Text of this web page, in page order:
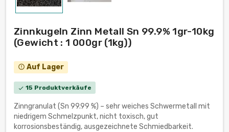
Zinnkugeln Zinn Metall Sn 99.9% 1gr-10kg
(Gewicht : 1 000gr (1kg))
error_outline Auf Lager
check 15 Produktverkäufe
Zinngranulat (Sn 99.99 %) – sehr weiches Schwermetall mit
niedrigem Schmelzpunkt, nicht toxisch, gut
korrosionsbeständig, ausgezeichnete Schmiedbarkeit.